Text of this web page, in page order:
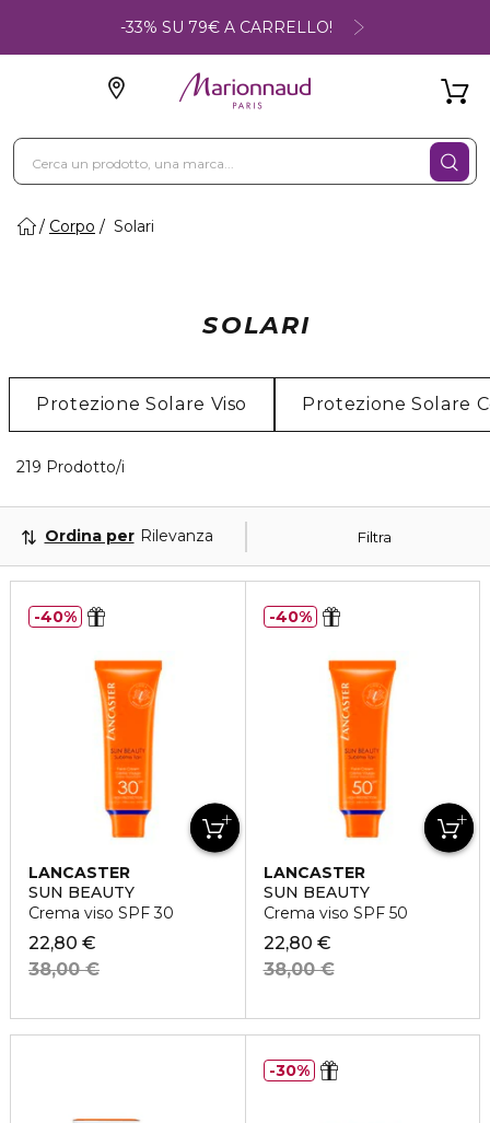
-33% SU 79€ A CARRELLO!
Corpo Solari
SOLARI
Protezione Solare Viso Protezione Solare
219 Prodotto/i
Filtra
Ordina per Rilevanza
LANCASTER
SUN BEAUTY
Crema viso SPF 30
22,80 €
38,00 €
40%
LANCASTER
SUN BEAUTY
Crema viso SPF 50
22,80 €
38,00 €
40%
30%